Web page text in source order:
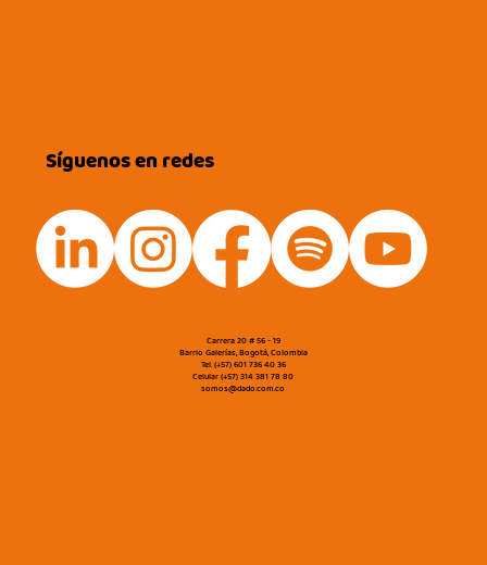
Síguenos en redes
Carrera 20 # 56 - 19
Barrio Galerías, Bogotá, Colombia
Tel. (+57) 601 736 40 36
Celular (+57) 314 381 78 80
somos@dado.com.co